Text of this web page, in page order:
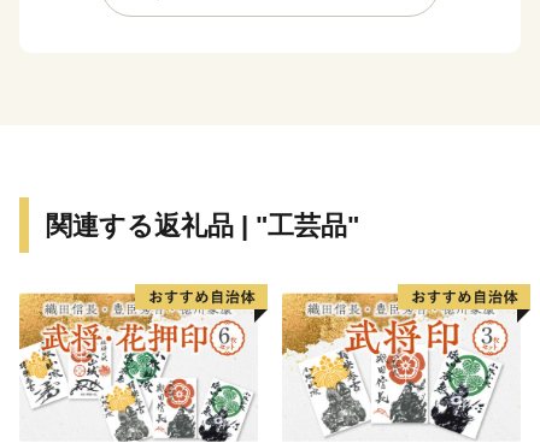
下さい。
(お届け時期の決まっているものは返礼品詳細ページに
尚、長期不在等により返礼品をお受取りできなかった場
合、再発送はできません。 あらかじめご了承ください
ませ。
■寄附金受領証明書
関連する返礼品 | "工芸品"